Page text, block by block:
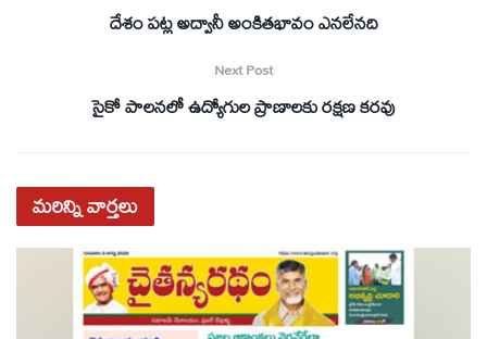
దేశం పట్ల అద్వానీ అంకితభావం ఎనలేనది
Next Post
సైకో పాలనలో ఉద్యోగుల ప్రాణాలకు రక్షణ కరవు
మరిన్నివార్తలు